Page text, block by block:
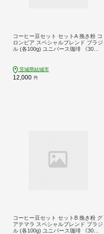
コーヒー豆セット セットA 挽き粉 コ
ロンビア スペシャルブレンド ブラジ
ル (各100g) ユニバース珈琲 《30日
不可地域あり】(沖縄・離島)---yuki_y
uni_12_1p---
茨城県結城市
12,000 円
コーヒー豆セット セットB 挽き粉 グ
アテマラ スペシャルブレンド ブラジ
ル (各100g) ユニバース珈琲 《30日